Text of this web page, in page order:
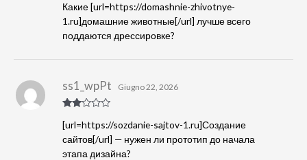
lu
tat
o
1
5
Какие [url=https://domashnie-zhivotnye-
1.ru]домашние животные[/url] лучше всего
поддаются дрессировке?
ato 2
su
5
ss1_wpPt Giugno 22, 2026
[url=https://sozdanie-sajtov-1.ru]Создание
сайтов[/url] — нужен ли прототип до начала
этапа дизайна?